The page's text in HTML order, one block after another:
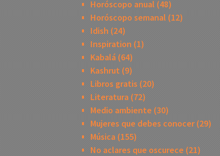
Horóscopo anual (48)
Horóscopo semanal (12)
Idish (24)
Inspiration (1)
Kabalá (64)
Kashrut (9)
Libros gratis (20)
Literatura (72)
Medio ambiente (30)
Mujeres que debes conocer(29)
Música (155)
No aclares que oscurece (21)